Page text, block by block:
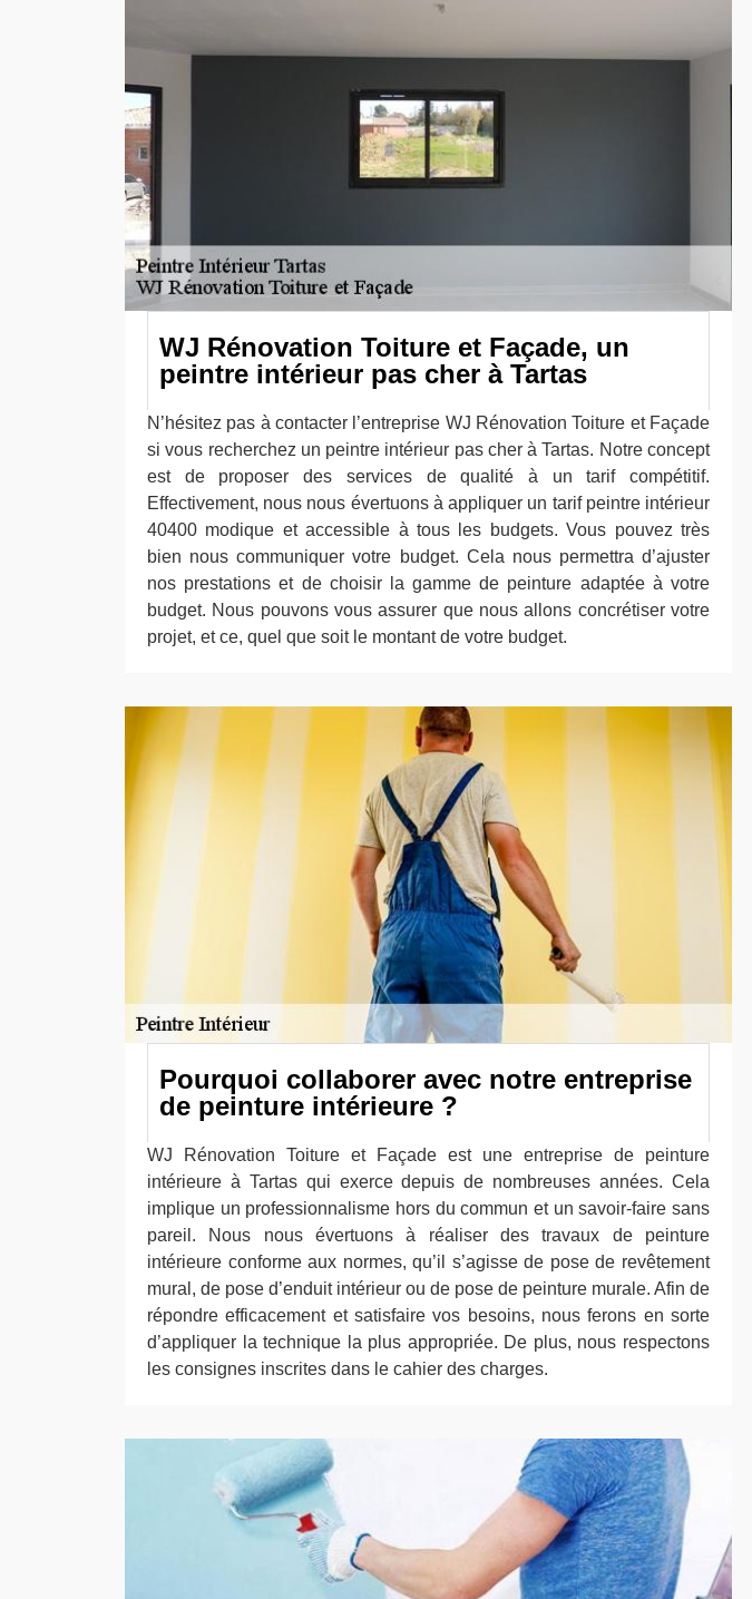
WJ Rénovation Toiture et Façade, un
peintre intérieur pas cher à Tartas
N’hésitez pas à contacter l’entreprise WJ Rénovation Toiture et Façade
si vous recherchez un peintre intérieur pas cher à Tartas. Notre concept
est de proposer des services de qualité à un tarif compétitif.
Effectivement, nous nous évertuons à appliquer un tarif peintre intérieur
40400 modique et accessible à tous les budgets. Vous pouvez très
bien nous communiquer votre budget. Cela nous permettra d’ajuster
nos prestations et de choisir la gamme de peinture adaptée à votre
budget. Nous pouvons vous assurer que nous allons concrétiser votre
projet, et ce, quel que soit le montant de votre budget.
Pourquoi collaborer avec notre entreprise
de peinture intérieure ?
WJ Rénovation Toiture et Façade est une entreprise de peinture
intérieure à Tartas qui exerce depuis de nombreuses années. Cela
implique un professionnalisme hors du commun et un savoir-faire sans
pareil. Nous nous évertuons à réaliser des travaux de peinture
intérieure conforme aux normes, qu’il s’agisse de pose de revêtement
mural, de pose d’enduit intérieur ou de pose de peinture murale. Afin de
répondre efficacement et satisfaire vos besoins, nous ferons en sorte
d’appliquer la technique la plus appropriée. De plus, nous respectons
les consignes inscrites dans le cahier des charges.